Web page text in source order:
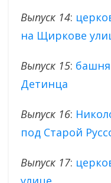
Выпуск 14:
на Щиркове
Выпуск 15: башня
Детинца
Выпуск 16:
под Старой
Выпуск 17: